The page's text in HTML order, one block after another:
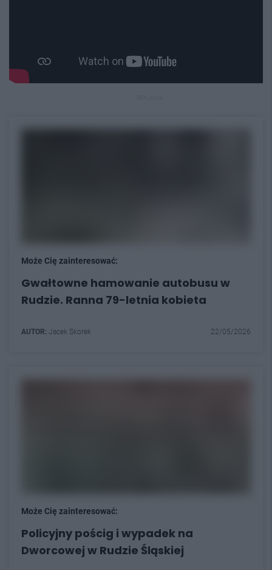
Może Cię zainteresować:
Gwałtowne hamowanie autobusu w
Rudzie. Ranna 79-letnia kobieta
AUTOR: Jacek Skorek 22/05/2026
Może Cię zainteresować:
Policyjny pościg i wypadek na
Dworcowej w Rudzie Śląskiej